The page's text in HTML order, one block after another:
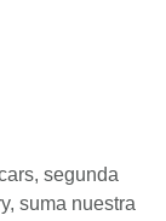
segunda
suma nuestra